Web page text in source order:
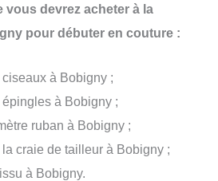
vous devrez acheter à la
pour débuter en couture :
à Bobigny ;
à Bobigny ;
ruban à Bobigny ;
craie de tailleur à Bobigny ;
à Bobigny.